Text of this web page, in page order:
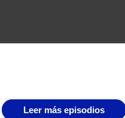
Leer más episodios